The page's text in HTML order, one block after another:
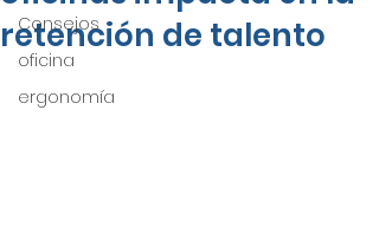
Consejos
oficina
ergonomía
retención de talento